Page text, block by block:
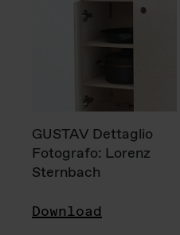
GUSTAV Dettaglio
Fotografo: Lorenz
Sternbach
Download